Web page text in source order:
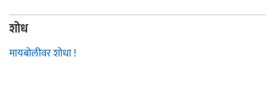
शोध
मायबोलीवर शोधा !